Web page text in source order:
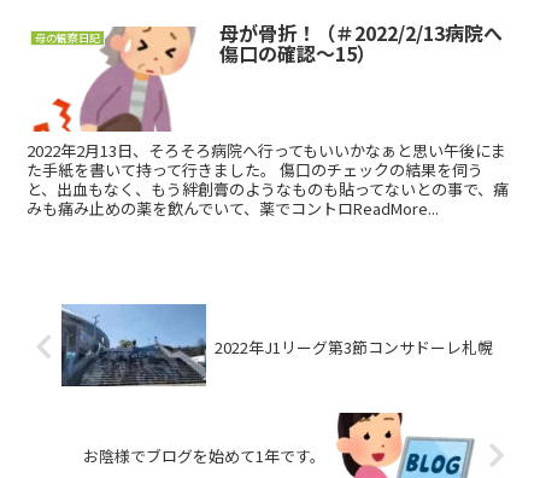
母の観察日記 母が骨折！（＃2022/2/13病院へ
傷口の確認～15）
2022年2月13日、そろそろ病院へ行ってもいいかなぁと思い午後にま
た手紙を書いて持って行きました。 傷口のチェックの結果を伺う
と、出血もなく、もう絆創膏のようなものも貼ってないとの事で、痛
みも痛み止めの薬を飲んでいて、薬でコントロReadMore...
2022年J1リーグ第3節コンサドーレ札幌
お陰様でブログを始めて1年です。